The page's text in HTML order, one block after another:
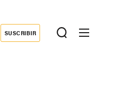
Donate
SUSCRIBIR